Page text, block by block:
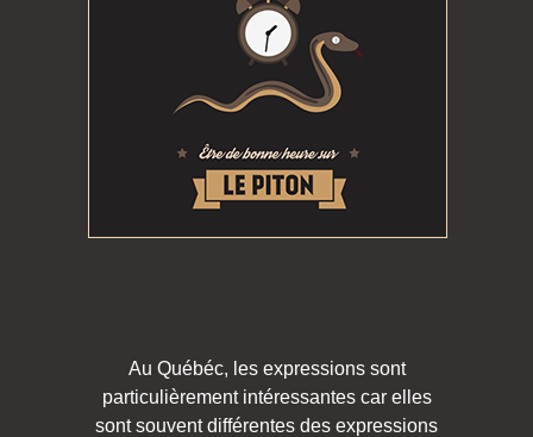
Au Québéc, les expressions sont
particulièrement intéressantes car elles
sont souvent différentes des expressions